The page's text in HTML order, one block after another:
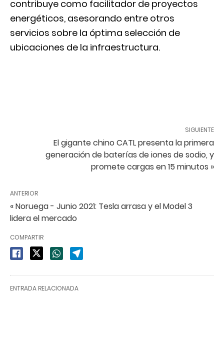
contribuye como facilitador de proyectos
energéticos, asesorando entre otros
servicios sobre la óptima selección de
ubicaciones de la infraestructura.
SIGUIENTE
El gigante chino CATL presenta la primera
generación de baterías de iones de sodio, y
promete cargas en 15 minutos »
ANTERIOR
« Noruega - Junio 2021: Tesla arrasa y el Model 3
lidera el mercado
COMPARTIR
ENTRADA RELACIONADA